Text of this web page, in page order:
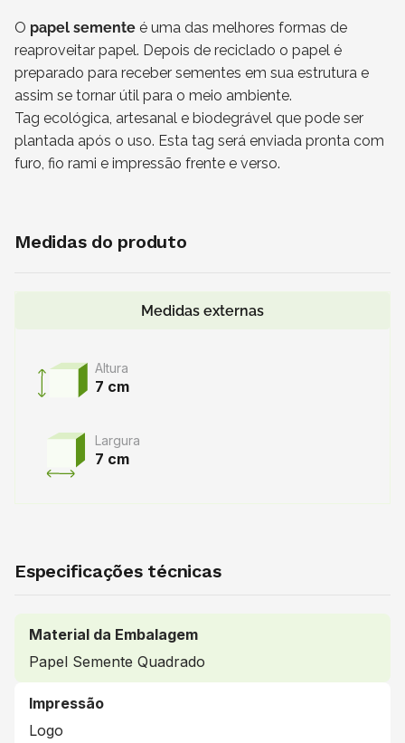
O papel semente é uma das melhores formas de
reaproveitar papel. Depois de reciclado o papel é
preparado para receber sementes em sua estrutura e
assim se tornar útil para o meio ambiente.
Tag ecológica, artesanal e biodegrável que pode ser
plantada após o uso. Esta tag será enviada pronta com
furo, fio rami e impressão frente e verso.
Medidas do produto
Medidas externas
Altura
7 cm
Largura
7 cm
Especificações técnicas
Material da Embalagem
Papel Semente Quadrado
Impressão
Logo